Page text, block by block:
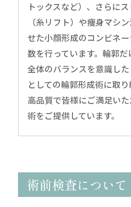
トックスなど）、さらに
（糸リフト）や痩身マシ
せた小顔形成のコンビネ
数を行っています。輪郭
全体のバランスを意識した
としての輪郭形成術に取
高品質で皆様にご満足い
術をご提供しています。
術前検査について